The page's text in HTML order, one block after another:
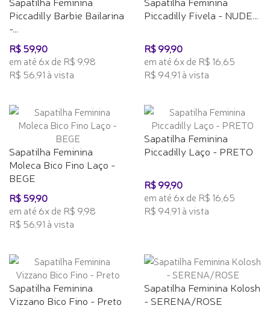
Piccadilly Barbie Bailarina
-...
R$ 59,90
em até 6x de R$ 9,98
R$ 56,91 à vista
Piccadilly Fivela - NUDE...
R$ 99,90
em até 6x de R$ 16,65
R$ 94,91 à vista
Sapatilha Feminina
Moleca Bico Fino Laço -
BEGE
R$ 59,90
em até 6x de R$ 9,98
R$ 56,91 à vista
Sapatilha Feminina
Piccadilly Laço - PRETO
R$ 99,90
em até 6x de R$ 16,65
R$ 94,91 à vista
Sapatilha Feminina
Vizzano Bico Fino - Preto
Sapatilha Feminina Kolosh
- SERENA/ROSE